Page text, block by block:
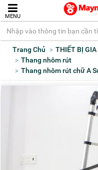
MENU
Trang Chủ THIẾT BỊ
Thang nhôm rút
Thang nhôm rút chữ A